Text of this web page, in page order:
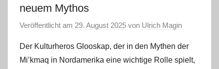
neuem Mythos
Veröffentlicht am 29. August 2025 von Ulrich Magin
Der Kulturheros Glooskap, der in den Mythen der
Mi’kmaq in Nordamerika eine wichtige Rolle spielt,